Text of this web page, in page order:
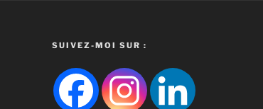
SUIVEZ-MOI SUR :